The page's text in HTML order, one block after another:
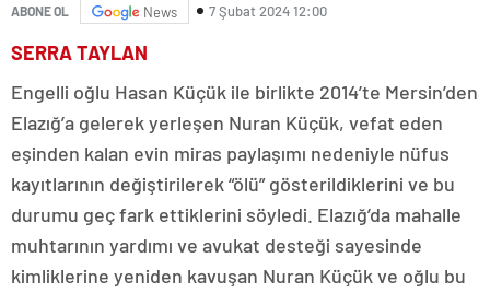
ABONE OL News 7 Şubat 2024 12:00
SERRA TAYLAN
Engelli oğlu Hasan Küçük ile birlikte 2014’te Mersin’den
Elazığ’a gelerek yerleşen Nuran Küçük, vefat eden
eşinden kalan evin miras paylaşımı nedeniyle nüfus
kayıtlarının değiştirilerek “ölü” gösterildiklerini ve bu
durumu geç fark ettiklerini söyledi. Elazığ’da mahalle
muhtarının yardımı ve avukat desteği sayesinde
kimliklerine yeniden kavuşan Nuran Küçük ve oğlu bu